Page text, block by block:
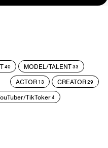
40 MODEL/TALENT33
ACTOR 13 CREATOR29
TikToker4